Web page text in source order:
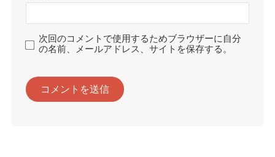
次回のコメントで使用するためブラウザーに自分
の名前、メールアドレス、サイトを保存する。